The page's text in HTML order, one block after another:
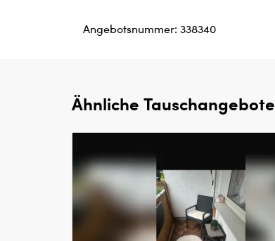
Angebotsnummer: 338340
Ähnliche Tauschangebote